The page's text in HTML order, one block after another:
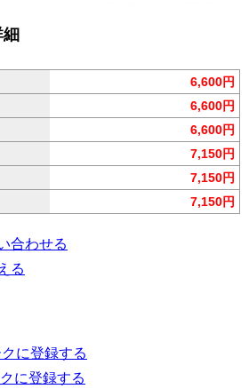
6,600円
6,600円
6,600円
7,150円
7,150円
7,150円
合わせる
る
に登録する
に登録する